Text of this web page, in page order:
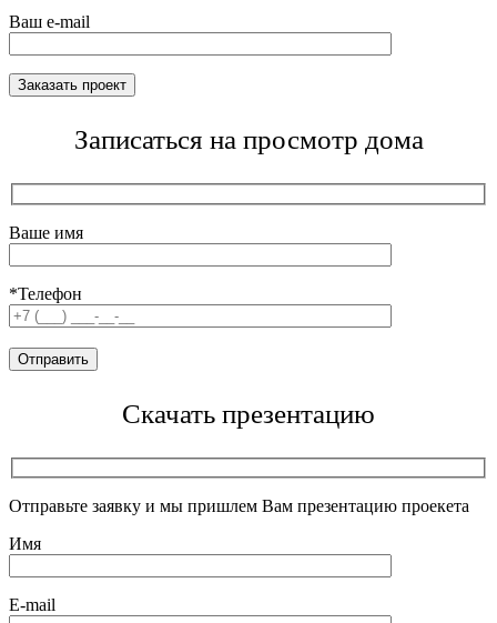
Ваш e-mail
Записаться на просмотр дома
Ваше имя
*Телефон
Скачать презентацию
Отправьте заявку и мы пришлем Вам презентацию проекета
Имя
E-mail